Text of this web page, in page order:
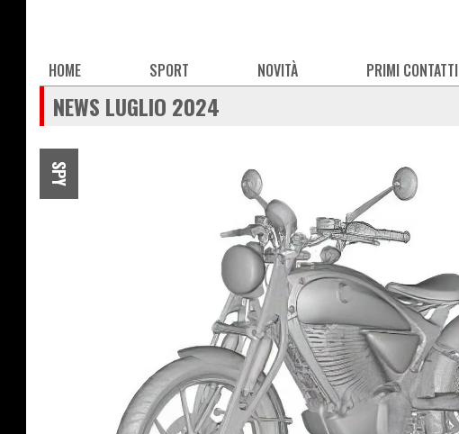
Main
navigation
HOME SPORT NOVITÀ PRIMI CONTATTI
NEWS LUGLIO 2024
SPY